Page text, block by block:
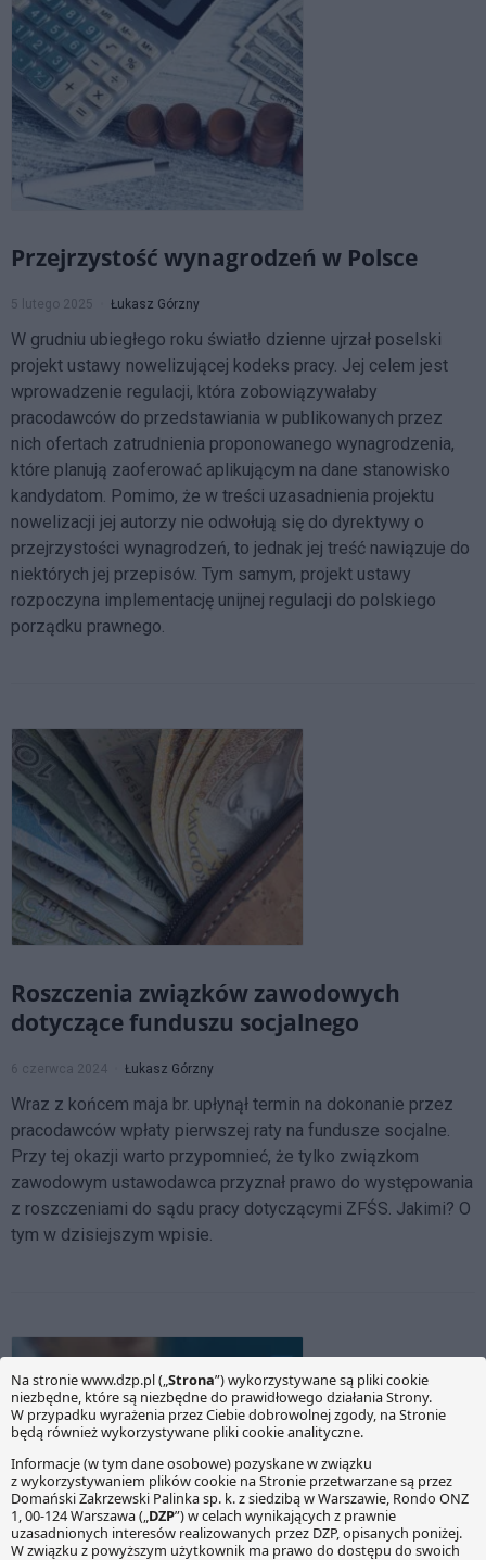
Przejrzystość wynagrodzeń w Polsce
5 lutego 2025 Łukasz Górzny
W grudniu ubiegłego roku światło dzienne ujrzał poselski
projekt ustawy nowelizującej kodeks pracy. Jej celem jest
wprowadzenie regulacji, która zobowiązywałaby
pracodawców do przedstawiania w publikowanych przez
nich ofertach zatrudnienia proponowanego wynagrodzenia,
które planują zaoferować aplikującym na dane stanowisko
kandydatom. Pomimo, że w treści uzasadnienia projektu
nowelizacji jej autorzy nie odwołują się do dyrektywy o
przejrzystości wynagrodzeń, to jednak jej treść nawiązuje do
niektórych jej przepisów. Tym samym, projekt ustawy
rozpoczyna implementację unijnej regulacji do polskiego
porządku prawnego.
Roszczenia związków zawodowych
dotyczące funduszu socjalnego
6 czerwca 2024 Łukasz Górzny
Wraz z końcem maja br. upłynął termin na dokonanie przez
pracodawców wpłaty pierwszej raty na fundusze socjalne.
Przy tej okazji warto przypomnieć, że tylko związkom
zawodowym ustawodawca przyznał prawo do występowania
z roszczeniami do sądu pracy dotyczącymi ZFŚS. Jakimi? O
tym w dzisiejszym wpisie.